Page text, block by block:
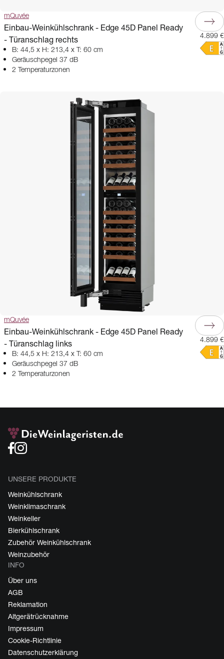
mQuvée
Einbau-Weinkühlschrank - Edge 45D Panel Ready
- Türanschlag rechts
B: 44,5 x H: 213,4 x T: 60 cm
Geräuschpegel 37 dB
2 Temperaturzonen
4.899 €
mQuvée
Einbau-Weinkühlschrank - Edge 45D Panel Ready
- Türanschlag links
B: 44,5 x H: 213,4 x T: 60 cm
Geräuschpegel 37 dB
2 Temperaturzonen
4.899 €
UNSERE PRODUKTE
Weinkühlschrank
Weinklimaschrank
Weinkeller
Bierkühlschrank
Zubehör Weinkühlschrank
Weinzubehör
INFO
Über uns
AGB
Reklamation
Altgerätrücknahme
Impressum
Cookie-Richtlinie
Datenschutzerklärung